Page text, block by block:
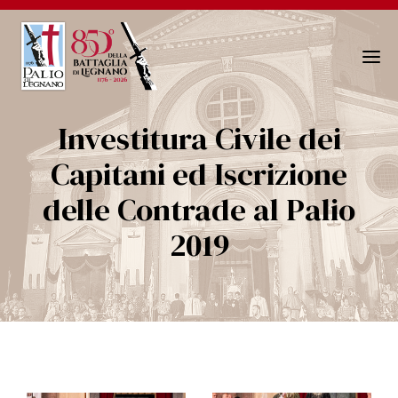
N
v
i
g
z
i
o
n
e
T
Investitura Civile dei
Capitani ed Iscrizione
delle Contrade al Palio
2019